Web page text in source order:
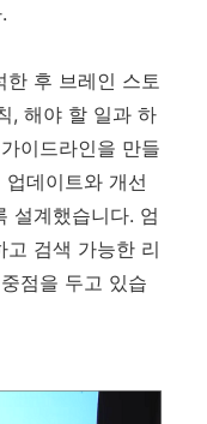
한 후 브레인 스토
, 해야 할 일과 하
이드라인을 만들
데이트와 개선
설계했습니다. 엄
고 검색 가능한 리
점을 두고 있습